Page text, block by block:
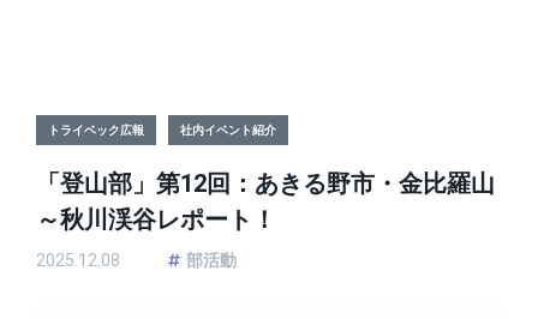
「登山部」第12回：あきる野市・金比羅山
～秋川渓谷レポート！
トライベック広報 社内イベント紹介
2025.12.08 部活動